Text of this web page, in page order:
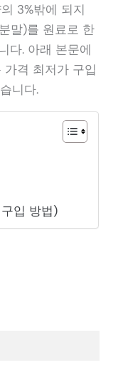
3%밖에 되지
말)를 원료로 한
다. 아래 본문에
격 최저가 구입
니다.
입 방법)